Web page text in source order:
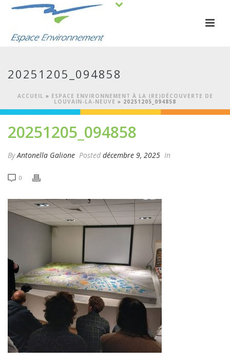
20251205_094858
ACCUEIL » ESPACE ENVIRONNEMENT À LA (RE)DÉCOUVERTE DE
LOUVAIN-LA-NEUVE » 20251205_094858
20251205_094858
ByAntonella Galione Posted décembre 9, 2025 In
0